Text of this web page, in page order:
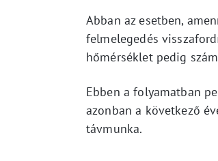
Abban az esetben,
felmelegedés
hőmérséklet pedig
Ebben a folyamatban
azonban a következő
távmunka.